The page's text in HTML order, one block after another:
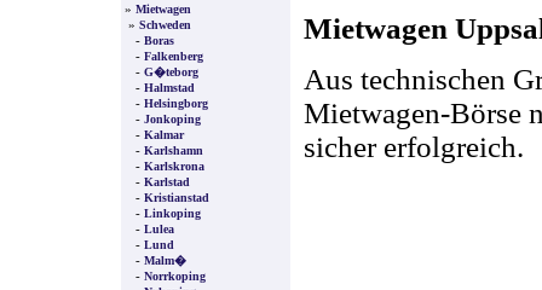
» Mietwagen
» Schweden
- Boras
- Falkenberg
- G�teborg
- Halmstad
- Helsingborg
- Jonkoping
- Kalmar
- Karlshamn
- Karlskrona
- Karlstad
- Kristianstad
- Linkoping
- Lulea
- Lund
- Malm�
- Norrkoping
Mietwagen
Aus technischen
Mietwagen-Börse
sicher erfolgreich.